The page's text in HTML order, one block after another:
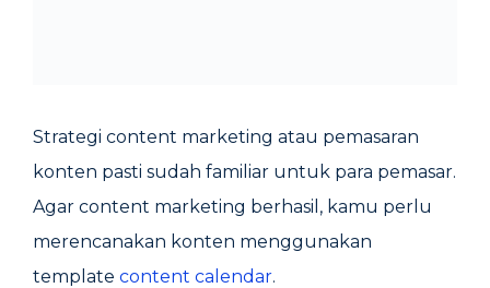
Strategi content marketing atau pemasaran
konten pasti sudah familiar untuk para pemasar.
Agar content marketing berhasil, kamu perlu
merencanakan konten menggunakan
template content calendar.